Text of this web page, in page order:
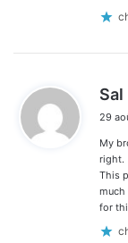
Sal
t
29
My
right.
This
much
for